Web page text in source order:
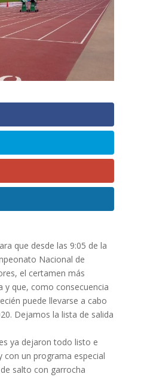
que desde las 9:05 de la
Nacional de
el certamen más
y que, como consecuencia
puede llevarse a cabo
Dejamos la lista de salida
ya dejaron todo listo e
con un programa especial
salto con garrocha